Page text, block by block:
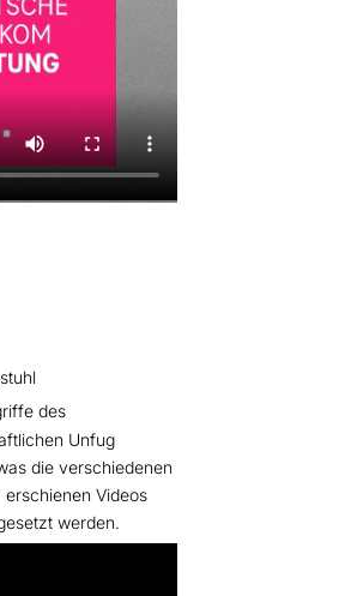
des
Unfug
die verschiedenen
Videos
werden.